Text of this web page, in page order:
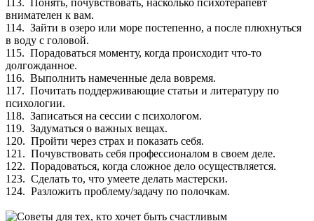
113. Понять, почувствовать, насколько психотерапевт
внимателен к вам.
114. Зайти в озеро или море постепенно, а после плюхнуться
в воду с головой.
115. Порадоваться моменту, когда происходит что-то
долгожданное.
116. Выполнить намеченные дела вовремя.
117. Почитать поддерживающие статьи и литературу по
психологии.
118. Записаться на сессии с психологом.
119. Задуматься о важных вещах.
120. Пройти через страх и показать себя.
121. Почувствовать себя профессионалом в своем деле.
122. Порадоваться, когда сложное дело осуществляется.
123. Сделать то, что умеете делать мастерски.
124. Разложить проблему/задачу по полочкам.